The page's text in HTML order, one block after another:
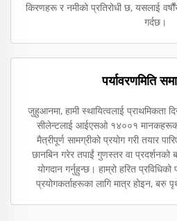
किरणहरू र नमीको प्रतिरोधी छ, यसलाई
गर्दछ।
पर्यावरणमिति
जुहुआनमा, हामी स्थायित्वलाई प्राथमिकता
सीलेन्टलाई आईएसओ १४००१ मानकहरूको
मैत्रीपूर्ण सामग्रीको प्रयोग गरी तयार
छानबिन गरेर तपाईं गुणस्तर वा प्रदर्शनको
योगदान गर्नुहुन्छ। हाम्रो हरित
प्रयोगकर्ताहरूका लागि मात्र होइन, बरु